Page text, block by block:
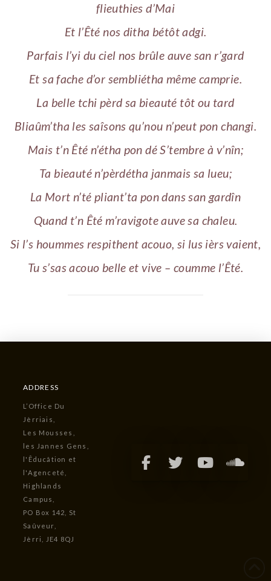
flieuthies d’Mai
Et l’Êté nos ditha bétôt adgi.
Parfais l’yi du ciel nos brûle auve san r’gard
Et sa fache d’or sembliétha même camprie.
La belle tchi pèrd sa bieauté tôt ou tard
Bliaûm’tha les saîsons qu’nou n’peut pon changi.
Mais t’n Êté n’étha pon dé S’tembre à v’nîn;
Ta bieauté n’pèrdétha janmais sa lueu;
La Mort n’té pliant’ta pon dans san gardîn
Quand t’n Êté m’ravigote auve sa chaleu.
Si l’s hoummes respithent acouo, si lus ièrs vaient,
Tu s’sas acouo belle et vive – coumme l’Êté.
ADDRESS
L’Office Du
Jèrriais,
Les Mousses,
les Jannes Gens,
l'Êducâtion et
l'Agenceté,
Highlands
Campus,
PO Box 142, St
Saûveur,
Jèrri, JE4 8QJ